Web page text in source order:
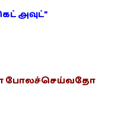
அவுட்”
போலச்செய்வதோ